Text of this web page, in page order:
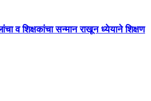
व शिक्षकांचा सन्मान राखून ध्येयाने शिक्षण